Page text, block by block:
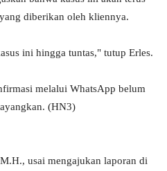
diberikan oleh kliennya.
ini hingga tuntas," tutup Erles.
melalui WhatsApp belum
(HN3)
usai mengajukan laporan di